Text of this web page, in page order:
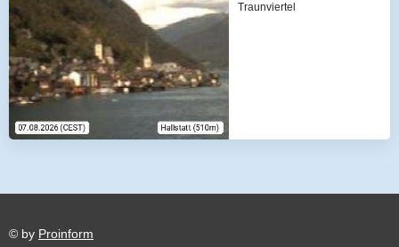
Traunviertel
© by Proinform